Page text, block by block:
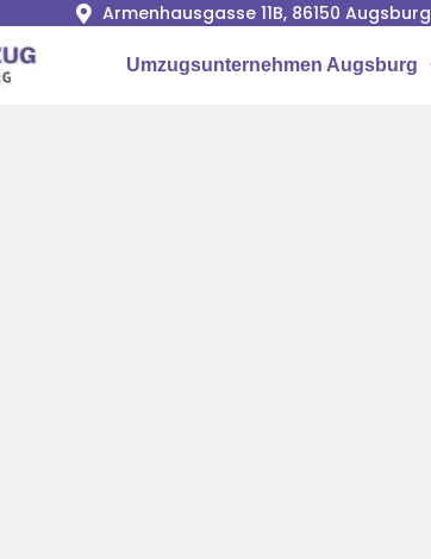
Armenhausgasse 11B, 86150 Augsburg
Umzugsunternehmen Augsburg